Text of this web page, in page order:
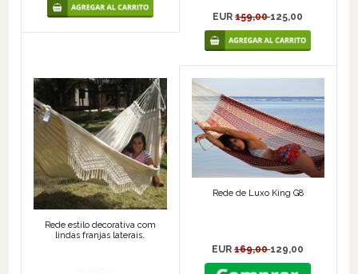
EUR159,00125,00
Rede estilo decorativa com
lindas franjas laterais.
Rede de Luxo King G8
EUR169,00129,00